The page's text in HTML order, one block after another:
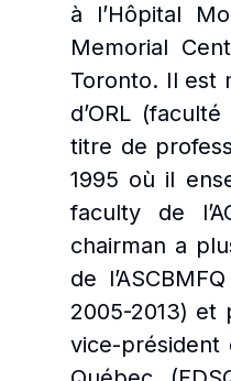
à l’Hôpital
Memorial
Toronto. Il est
d’ORL
titre de
1995 où il
faculty de
chairman a
de
2005-2013) et
vice-président